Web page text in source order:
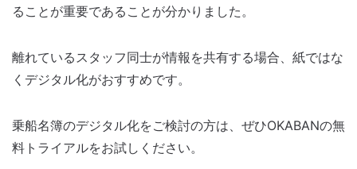
ることが重要であることが分かりました。
離れているスタッフ同士が情報を共有する場合、紙ではな
くデジタル化がおすすめです。
乗船名簿のデジタル化をご検討の方は、ぜひOKABANの無
料トライアルをお試しください。